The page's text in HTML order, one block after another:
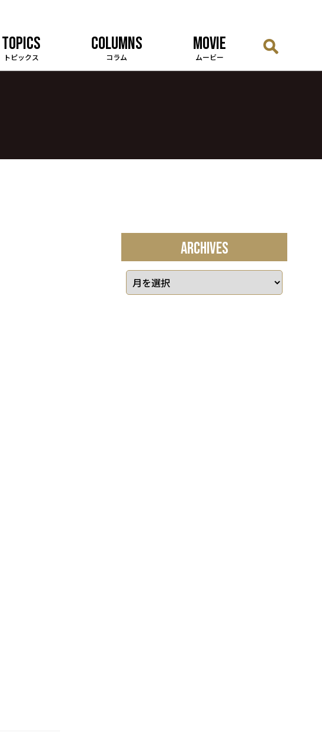
TOPICS
トピックス
COLUMNS
コラム
MOVIE
ムービー
ARCHIVES